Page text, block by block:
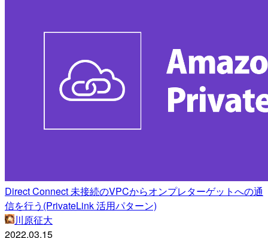
Direct Connect 未接続のVPCからオンプレターゲットへの通
信を行う(PrivateLink 活用パターン)
川原征大
2022.03.15